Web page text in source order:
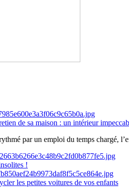
de sa maison : un intérieur
par un emploi du temps chargé,
!
les petites voitures de vos enfants